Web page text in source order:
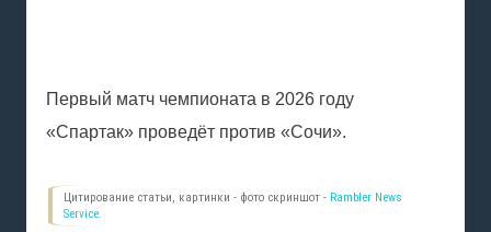
Первый матч чемпионата в 2026 году
«Спартак» проведёт против «Сочи».
Цитирование статьи, картинки - фото скриншот - Rambler News
Service.